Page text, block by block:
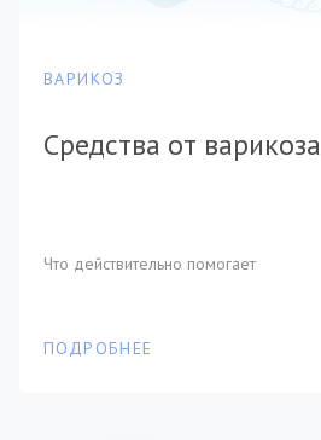
ВАРИКОЗ
Средства от варикоза
Что действительно помогает
ПОДРОБНЕЕ